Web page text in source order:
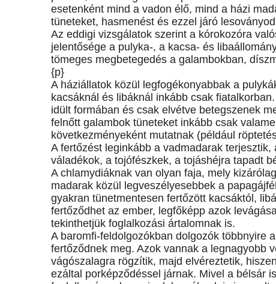
esetenként mind a vadon élő, mind a házi
tüneteket, hasmenést és ezzel járó
Az eddigi vizsgálatok szerint a kórokozóra
jelentősége a pulyka-, a kacsa- és
tömeges megbetegedés a galambokban,
{p}
A háziállatok közül legfogékonyabbak a
kacsáknál és libáknál inkább csak
idült formában és csak elvétve betegszenek
felnőtt galambok tüneteket inkább csak
következményeként mutatnak (például
A fertőzést leginkább a vadmadarak
váladékok, a tojófészkek, a tojáshéjra tapadt
A chlamydiáknak van olyan faja, mely
madarak közül legveszélyesebbek a
gyakran tünetmentesen fertőzött kacsáktól,
fertőződhet az ember, legfőképp azok
tekinthetjük foglalkozási ártalomnak is.
A baromfi-feldolgozókban dolgozók többnyire
fertőződnek meg. Azok vannak a legnagyobb
vágószalagra rögzítik, majd elvéreztetik,
ezáltal porképződéssel járnak. Mivel a bélsár